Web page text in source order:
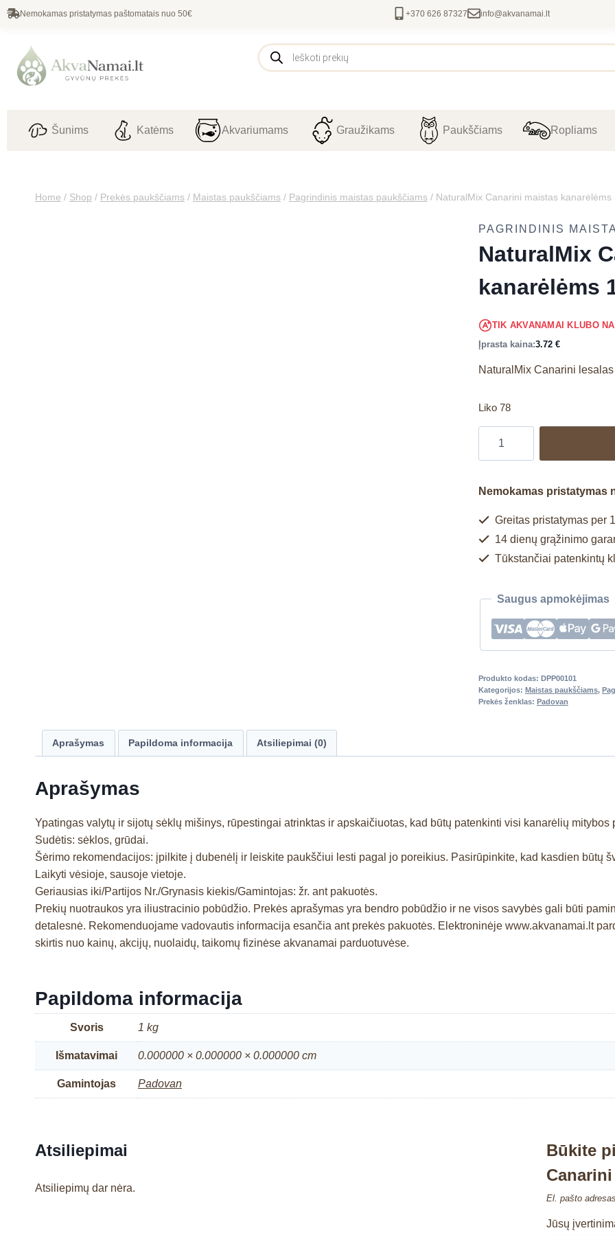
Nemokamas pristatymas paštomatais nuo 50€ +370 626 87327 info@akvanamai.lt
Šunims Katėms Akvariumams Graužikams Paukščiams Ropliams
Home / Shop / Prekės paukščiams / Maistas paukščiams / Pagrindinis maistas paukščiams / NaturalMix Canarini maistas kanarėlėms
PAGRINDINIS
NaturalMix
kanarėlėms
TIK AKVANAMAI KLUBO
Įprasta kaina:3.72 €
NaturalMix Canarini
Liko 78
Nemokamas pristatymas
Greitas pristatymas per
14 dienų grąžinimo
Tūkstančiai patenkintų
Saugus apmokėjimas
Produkto kodas: DPP00101
Kategorijos: Maistas paukščiams,
Prekės ženklas: Padovan
Aprašymas Papildoma informacija Atsiliepimai (0)
Aprašymas
Ypatingas valytų ir sijotų sėklų mišinys, rūpestingai atrinktas ir apskaičiuotas, kad būtų patenkinti visi kanarėlių mitybos
Sudėtis: sėklos, grūdai.
Šėrimo rekomendacijos: įpilkite į dubenėlį ir leiskite paukščiui lesti pagal jo poreikius. Pasirūpinkite, kad kasdien būtų
Laikyti vėsioje, sausoje vietoje.
Geriausias iki/Partijos Nr./Grynasis kiekis/Gamintojas: žr. ant pakuotės.
Prekių nuotraukos yra iliustracinio pobūdžio. Prekės aprašymas yra bendro pobūdžio ir ne visos savybės gali būti
detalesnė. Rekomenduojame vadovautis informacija esančia ant prekės pakuotės. Elektroninėje www.akvanamai.lt
skirtis nuo kainų, akcijų, nuolaidų, taikomų fizinėse akvanamai parduotuvėse.
Papildoma informacija
Svoris 1 kg
Išmatavimai 0.000000 × 0.000000 × 0.000000 cm
Gamintojas Padovan
Atsiliepimai
Atsiliepimų dar nėra.
Būkite
El. pašto
Jūsų